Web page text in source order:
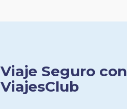
Viaje Seguro con
ViajesClub